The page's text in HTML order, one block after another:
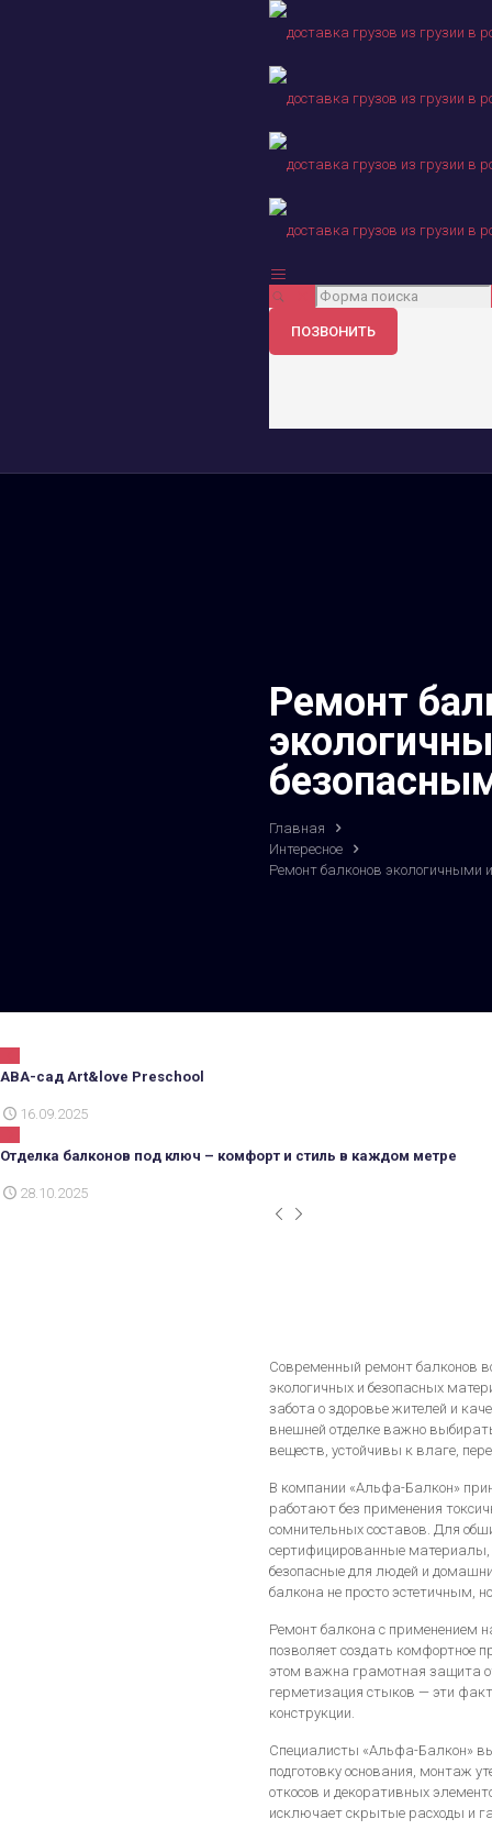
ПОЗВОНИТЬ
Ремонт
Главная
Интересное
Ремонт балконов
АВА-сад Art&love Preschool
16.09.2025
Отделка балконов под ключ – комфорт и стиль в каждом метре
28.10.2025
Современный ремонт балконов
экологичных и безопасных
забота о здоровье жителей и
внешней отделке важно
веществ, устойчивы к влаге,
В компании «Альфа-Балкон»
работают без применения
сомнительных составов. Для
сертифицированные материалы,
безопасные для людей и
балкона не просто эстетичным,
Ремонт балкона с применением
позволяет создать комфортное
этом важна грамотная защита
герметизация стыков — эти
конструкции.
Специалисты «Альфа-Балкон»
подготовку основания, монтаж
откосов и декоративных
исключает скрытые расходы и